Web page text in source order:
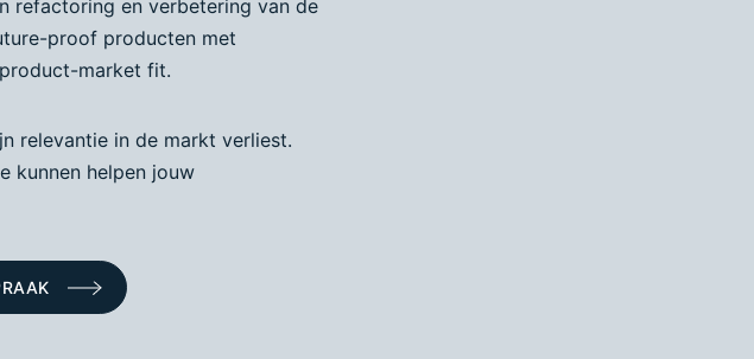
refactoring en verbetering van de
proof producten met
market fit.
relevantie in de markt verliest.
kunnen helpen jouw